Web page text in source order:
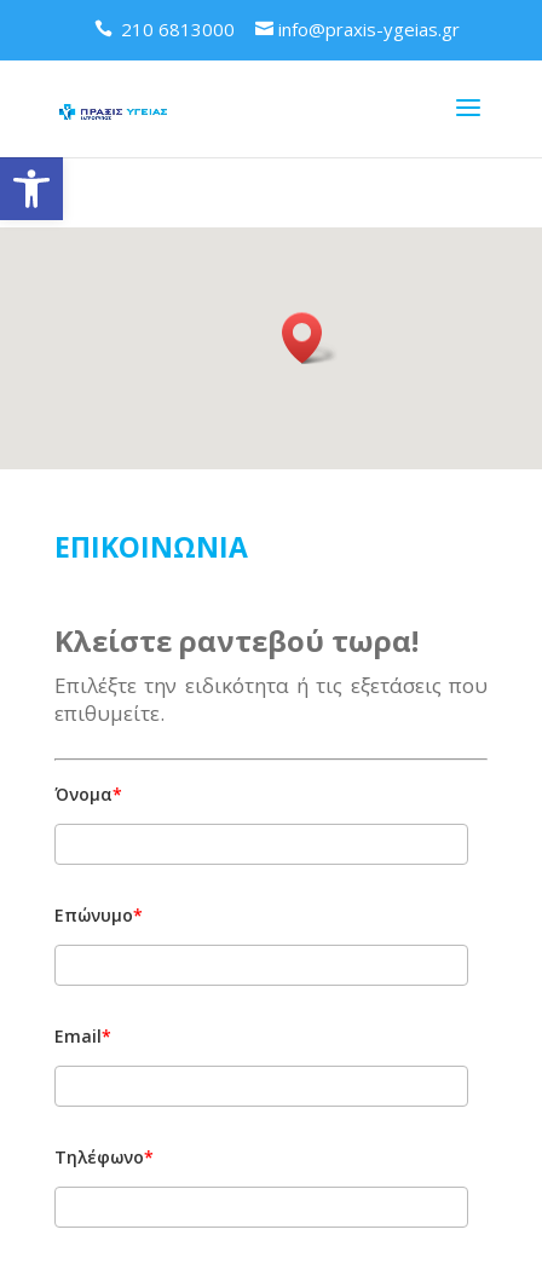
Ανοίξτε τη γραμμή εργαλείων
210 6813000 info@praxis-ygeias.gr
ΕΠΙΚΟΙΝΩΝΙΑ
Κλείστε ραντεβού τωρα!
Επιλέξτε την ειδικότητα ή τις εξετάσεις που
επιθυμείτε.
Όνομα*
Επώνυμο*
Email*
Τηλέφωνο*